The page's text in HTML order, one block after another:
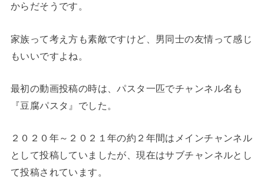
からだそうです。
家族って考え方も素敵ですけど、男同士の友情って感じ
もいいですよね。
最初の動画投稿の時は、パスタ一匹でチャンネル名も
『豆腐パスタ』でした。
２０２０年～２０２１年の約２年間はメインチャンネル
として投稿していましたが、現在はサブチャンネルとし
て投稿されています。